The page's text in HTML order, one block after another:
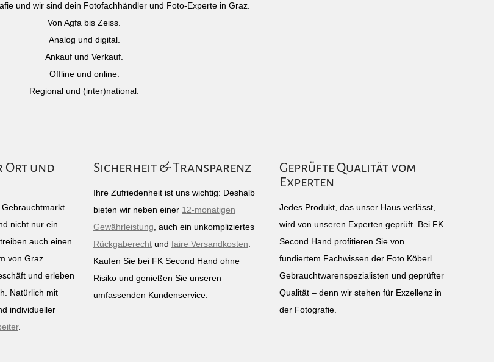
und wir sind dein Fotofachhändler und Foto-Experte in Graz.
Von Agfa bis Zeiss.
Analog und digital.
Ankauf und Verkauf.
Offline und online.
Regional und (inter)national.
Ort und
nicht nur ein
auch einen
von Graz.
und erleben
Natürlich mit
individueller
.
Sicherheit & Transparenz
Ihre Zufriedenheit ist uns wichtig: Deshalb
bieten wir neben einer 12-monatigen
Gewährleistung , auch ein unkompliziertes
Rückgaberecht und faire Versandkosten
Kaufen Sie bei FK Second Hand ohne
Risiko und genießen Sie unseren
umfassenden Kundenservice.
Geprüfte Qualität vom
Experten
Jedes Produkt, das unser Haus verlässt,
wird von unseren Experten geprüft. Bei FK
Second Hand profitieren Sie von
fundiertem Fachwissen der Foto Köberl
Gebrauchtwarenspezialisten und geprüfter
Qualität – denn wir stehen für Exzellenz in
der Fotografie.